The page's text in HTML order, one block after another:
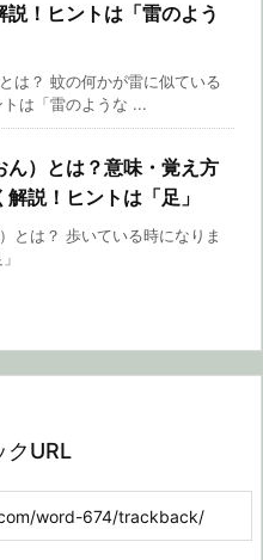
説！ヒントは「雷のよう
は？ 蚊の何かが雷に似ている
は「雷のような ...
ん）とは？意味・覚え方
説！ヒントは「足」
とは？ 歩いている時になりま
クURL